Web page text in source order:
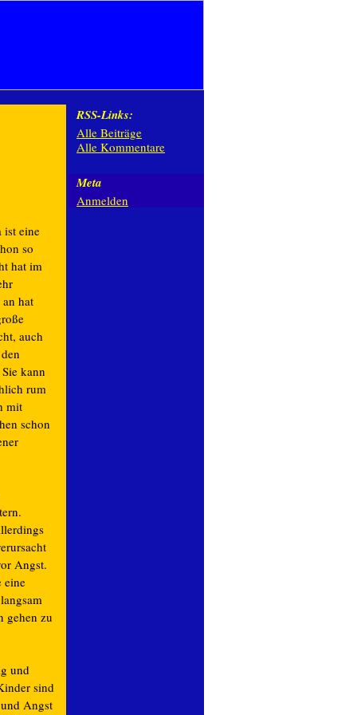
ist eine
so
hat im
hat
auch
kann
rum
mit
schon
Angst.
eine
gehen zu
und
sind
Angst
RSS-Links:
Alle Beiträge
Alle Kommentare
Meta
Anmelden